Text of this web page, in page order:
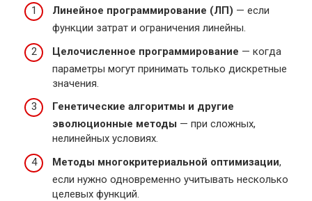
Линейное программирование (ЛП) — если
функции затрат и ограничения линейны.
Целочисленное программирование — когда
параметры могут принимать только дискретные
значения.
Генетические алгоритмы и другие
эволюционные методы — при сложных,
нелинейных условиях.
Методы многокритериальной оптимизации,
если нужно одновременно учитывать несколько
целевых функций.